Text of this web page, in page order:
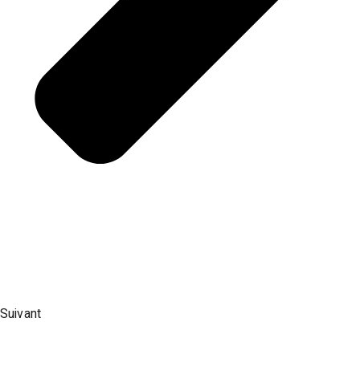
Suivant